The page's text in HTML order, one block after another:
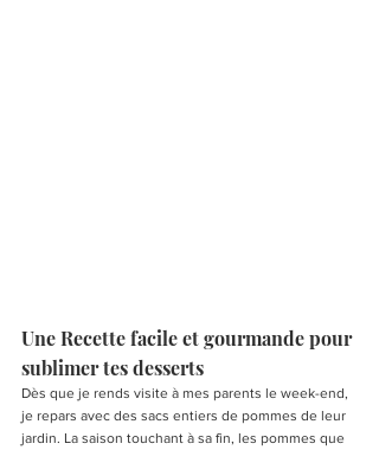
Une Recette facile et gourmande pour
sublimer tes desserts
Dès que je rends visite à mes parents le week-end,
je repars avec des sacs entiers de pommes de leur
jardin. La saison touchant à sa fin, les pommes que